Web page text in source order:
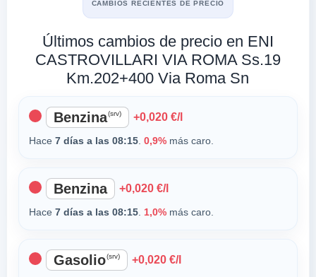
CAMBIOS RECIENTES DE PRECIO
Últimos cambios de precio en ENI
CASTROVILLARI VIA ROMA Ss.19
Km.202+400 Via Roma Sn
Benzina(srv) +0,020 €/l
Hace 7 días a las 08:15. 0,9%más caro.
Benzina +0,020 €/l
Hace 7 días a las 08:15. 1,0%más caro.
Gasolio(srv) +0,020 €/l